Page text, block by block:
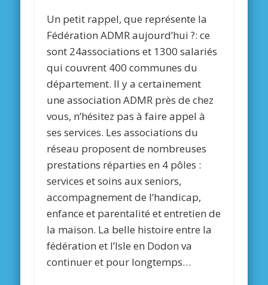
Un petit rappel, que représente la
Fédération ADMR aujourd’hui ?: ce
sont 24associations et 1300 salariés
qui couvrent 400 communes du
département. Il y a certainement
une association ADMR près de chez
vous, n’hésitez pas à faire appel à
ses services. Les associations du
réseau proposent de nombreuses
prestations réparties en 4 pôles :
services et soins aux seniors,
accompagnement de l’handicap,
enfance et parentalité et entretien de
la maison. La belle histoire entre la
fédération et l’Isle en Dodon va
continuer et pour longtemps…